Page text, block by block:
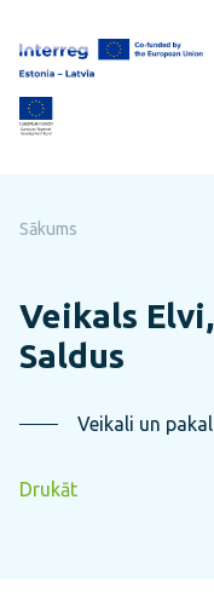
uz
lapas
saturu
Sākums
Veikals
Saldus
Veikali un
Drukāt